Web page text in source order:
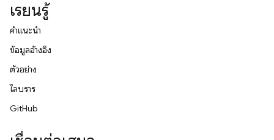
เรียนรู้
คำแนะนำ
ข้อมูลอ้างอิง
ตัวอย่าง
ไลบรารี
GitHub